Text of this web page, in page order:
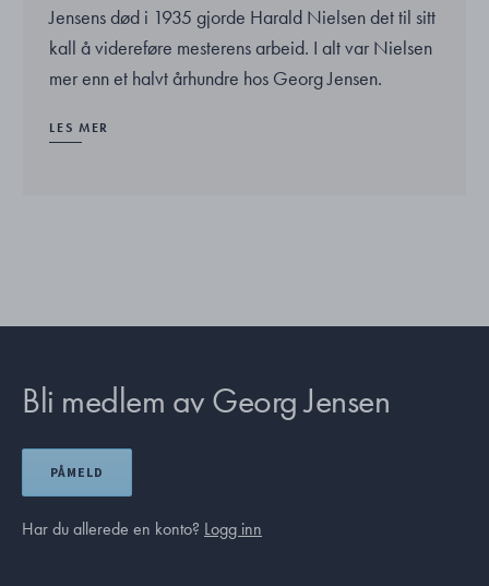
Jensens død i 1935 gjorde Harald Nielsen det til sitt
kall å videreføre mesterens arbeid. I alt var Nielsen
mer enn et halvt århundre hos Georg Jensen.
LES MER
Bli medlem av Georg Jensen
PÅMELD
Har du allerede en konto? Logg inn